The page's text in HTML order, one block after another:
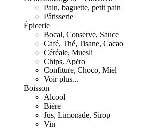
Pain, baguette, petit pain
Pâtisserie
Épicerie
Bocal, Conserve, Sauce
Café, Thé, Tisane, Cacao
Céréale, Muesli
Chips, Apéro
Confiture, Choco, Miel
Voir plus...
Boisson
Alcool
Bière
Jus, Limonade, Sirop
Vin